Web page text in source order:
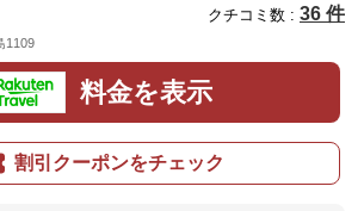
クチコミ数 : 36 件
1109
料金を表示
割引クーポンをチェック